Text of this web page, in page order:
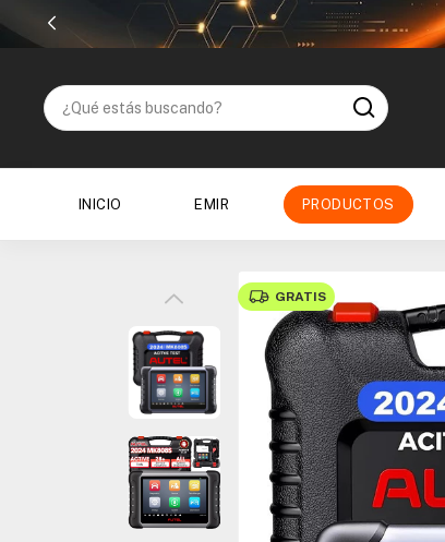
INICIO EMIR PRODUCTOS
GRATIS